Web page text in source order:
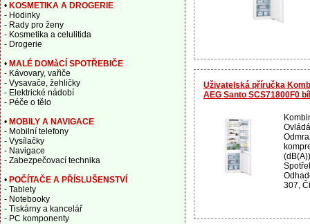
Uživatelská příručka
AEG Santo SCS71800F0
307,
• KOSMETIKA A DROGERIE
- Hodinky
- Rady pro ženy
- Kosmetika a celulitida
- Drogerie
• MALÉ DOMàCÍ SPOTŘEBIČE
- Kávovary, vařiče
- Vysavače, žehličky
- Elektrické nádobí
- Péče o tělo
• MOBILY A NAVIGACE
- Mobilní telefony
- Vysílačky
- Navigace
- Zabezpečovací technika
• POČÍTAČE A PŘÍSLUŠENSTVÍ
- Tablety
- Notebooky
- Tiskárny a kancelář
- PC komponenty